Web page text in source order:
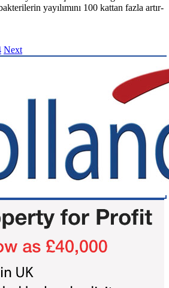
ya­yılımını 100 kattan fazla artır­
Next